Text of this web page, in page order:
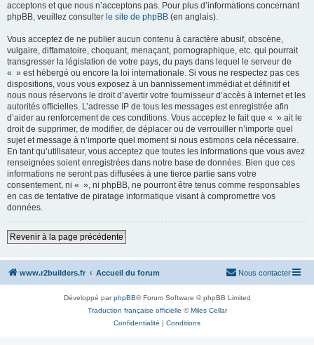
acceptons et que nous n’acceptons pas. Pour plus d’informations concernant
phpBB, veuillez consulter le site de phpBB (en anglais).
Vous acceptez de ne publier aucun contenu à caractère abusif, obscène,
vulgaire, diffamatoire, choquant, menaçant, pornographique, etc. qui pourrait
transgresser la législation de votre pays, du pays dans lequel le serveur de
« » est hébergé ou encore la loi internationale. Si vous ne respectez pas ces
dispositions, vous vous exposez à un bannissement immédiat et définitif et
nous nous réservons le droit d’avertir votre fournisseur d’accès à internet et les
autorités officielles. L’adresse IP de tous les messages est enregistrée afin
d’aider au renforcement de ces conditions. Vous acceptez le fait que « » ait le
droit de supprimer, de modifier, de déplacer ou de verrouiller n’importe quel
sujet et message à n’importe quel moment si nous estimons cela nécessaire.
En tant qu’utilisateur, vous acceptez que toutes les informations que vous avez
renseignées soient enregistrées dans notre base de données. Bien que ces
informations ne seront pas diffusées à une tierce partie sans votre
consentement, ni « », ni phpBB, ne pourront être tenus comme responsables
en cas de tentative de piratage informatique visant à compromettre vos
données.
Revenir à la page précédente
www.r2builders.fr Accueil du forum Nous contacter
Développé parphpBB® Forum Software © phpBB Limited
Traduction française officielle ©Miles Cellar
Confidentialité | Conditions